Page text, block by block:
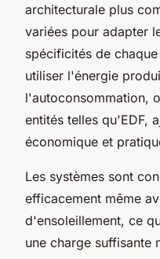
architecturale plus
variées pour adapter
spécificités de
utiliser l'énergie
l'autoconsommation,
entités telles qu'EDF,
économique et
Les systèmes sont
efficacement même
d'ensoleillement, ce
une charge suffisante